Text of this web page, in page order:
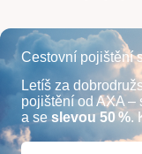
Cestovní pojištění
Letíš za
pojištění od AXA
a seslevou 50 %.